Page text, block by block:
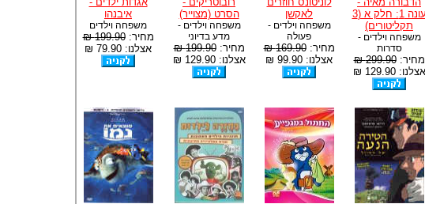
עונה 1: חלק א (3
תקליטורים)
משפחה וילדים -
סדרות
מחיר:299.90 ₪
אצלנו: 129.90 ₪
לאקשן
משפחה וילדים -
פעולה
מחיר:169.90 ₪
אצלנו: 99.90 ₪
הסרט (מצוייר)
משפחה וילדים -
מדע בדיוני
מחיר:199.90 ₪
אצלנו: 129.90 ₪
איבנהו
משפחה וילדים
מחיר:199.90 ₪
אצלנו: 79.90 ₪